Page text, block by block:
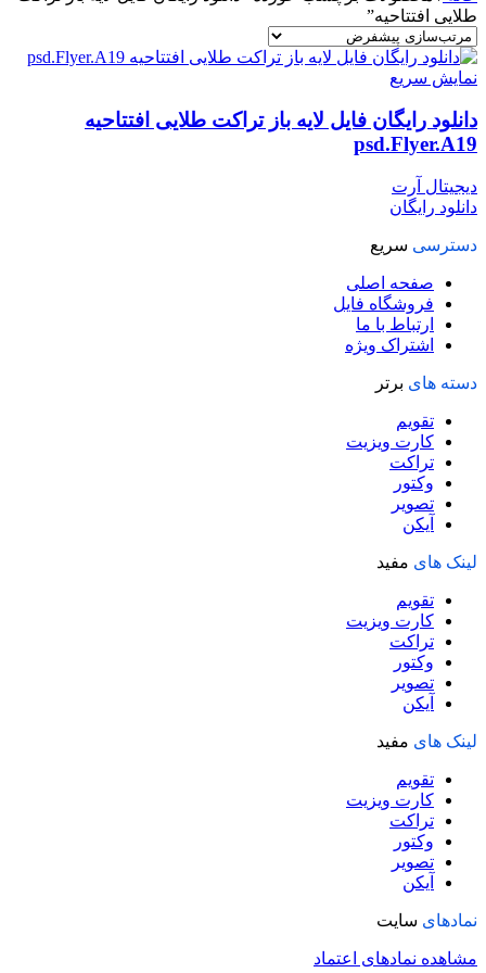
طلایی افتتاحیه”
نمایش سریع
دانلود رایگان فایل لایه باز تراکت طلایی افتتاحیه
psd.Flyer.A19
دیجیتال آرت
دانلود رایگان
دسترسی سریع
صفحه اصلی
فروشگاه فایل
ارتباط با ما
اشتراک ویژه
دسته های برتر
تقویم
کارت ویزیت
تراکت
وکتور
تصویر
آیکن
لینک های مفید
تقویم
کارت ویزیت
تراکت
وکتور
تصویر
آیکن
لینک های مفید
تقویم
کارت ویزیت
تراکت
وکتور
تصویر
آیکن
نمادهای سایت
مشاهده نمادهای اعتماد